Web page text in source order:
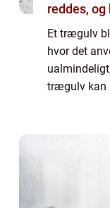
reddes,
Et trægulv
hvor det
trægulv kan